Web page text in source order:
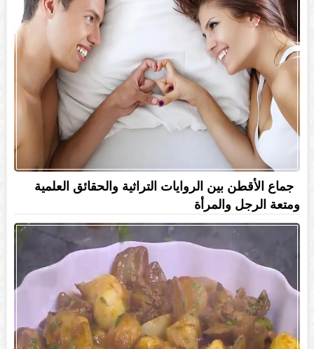
جماع الأقطن بين الروايات التراثية والحقائق العلمية
ومتعة الرجل والمرأة